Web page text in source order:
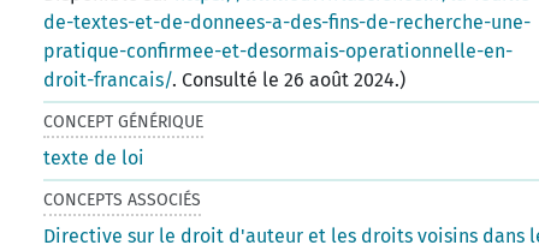
de-textes-et-de-donnees-a-des-fins-de-recherche-une-
pratique-confirmee-et-desormais-operationnelle-en-
droit-francais/. Consulté le 26 août 2024.)
CONCEPT GÉNÉRIQUE
texte de loi
CONCEPTS ASSOCIÉS
Directive sur le droit d'auteur et les droits voisins dans